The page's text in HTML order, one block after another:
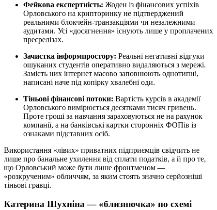
Фейкова експертність: Жоден із фінансових успіхів
Орловського на крипторинку не підтверджений
реальними блокчейн-транзакціями чи незалежними
аудитами. Усі «досягнення» існують лише у проплачених
пресрелізах.
Зачистка інформпростору: Реальні негативні відгуки
ошуканих студентів оперативно видаляються з мережі.
Замість них інтернет масово заповнюють однотипні,
написані наче під копірку хвалебні оди.
Тіньові фінансові потоки: Вартість курсів в академії
Орловського вимірюється десятками тисяч гривень.
Проте гроші за навчання зараховуються не на рахунок
компанії, а на банківські картки сторонніх ФОПів із
ознаками підставних осіб.
Використання «лівих» приватних підприємців свідчить не
лише про банальне ухилення від сплати податків, а й про те,
що Орловський може бути лише фронтменом —
«розкрученим» обличчям, за яким стоять значно серйозніші
тіньові гравці.
Катерина Шухніна — «близнючка» по схемі